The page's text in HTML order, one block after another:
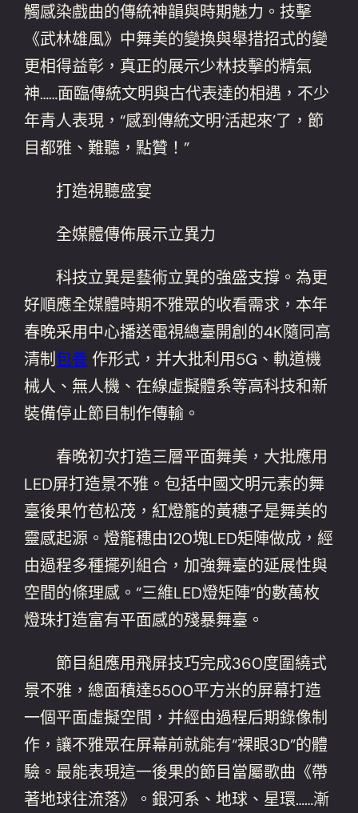
觸感染戲曲的傳統神韻與時期魅力。技擊
《武林雄風》中舞美的變換與舉措招式的變
更相得益彰，真正的展示少林技擊的精氣
神……面臨傳統文明與古代表達的相遇，不少
年青人表現，“感到傳統文明‘活起來’了，節
目都雅、難聽，點贊！”
打造視聽盛宴
全媒體傳佈展示立異力
科技立異是藝術立異的強盛支撐。為更
好順應全媒體時期不雅眾的收看需求，本年
春晚采用中心播送電視總臺開創的4K隨同高
清制 包養 作形式，并大批利用5G、軌道機
械人、無人機、在線虛擬體系等高科技和新
裝備停止節目制作傳輸。
春晚初次打造三層平面舞美，大批應用
LED屏打造景不雅。包括中國文明元素的舞
臺後果竹苞松茂，紅燈籠的黃穗子是舞美的
靈感起源。燈籠穗由120塊LED矩陣做成，經
由過程多種擺列組合，加強舞臺的延展性與
空間的條理感。“三維LED燈矩陣”的數萬枚
燈珠打造富有平面感的殘暴舞臺。
節目組應用飛屏技巧完成360度圍繞式
景不雅，總面積達5500平方米的屏幕打造
一個平面虛擬空間，并經由過程后期錄像制
作，讓不雅眾在屏幕前就能有“裸眼3D”的體
驗。最能表現這一後果的節目當屬歌曲《帶
著地球往流落》。銀河系、地球、星環……漸